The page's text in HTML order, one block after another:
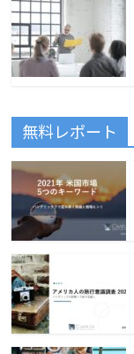
無料レポート